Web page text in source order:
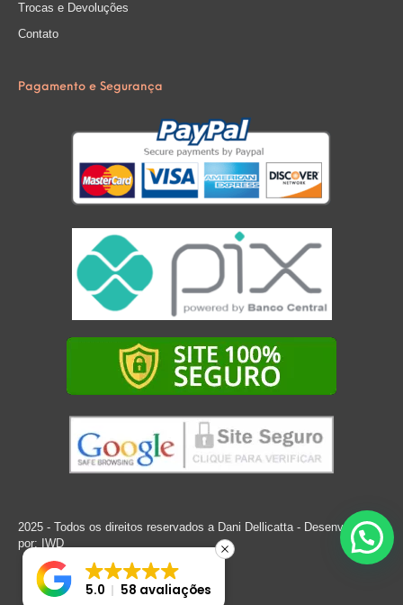
Trocas e Devoluções
Contato
Pagamento e Segurança
2025 - Todos os direitos reservados a Dani Dellicatta - Desenvolvido
por: IWD
5.0 58 avaliações